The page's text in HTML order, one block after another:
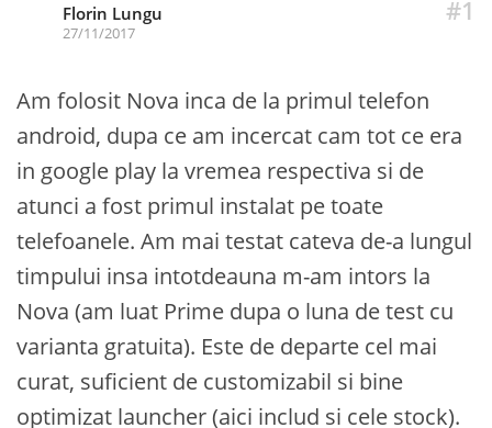
#1
Florin Lungu
27/11/2017
Am folosit Nova inca de la primul telefon
android, dupa ce am incercat cam tot ce era
in google play la vremea respectiva si de
atunci a fost primul instalat pe toate
telefoanele. Am mai testat cateva de-a lungul
timpului insa intotdeauna m-am intors la
Nova (am luat Prime dupa o luna de test cu
varianta gratuita). Este de departe cel mai
curat, suficient de customizabil si bine
optimizat launcher (aici includ si cele stock).